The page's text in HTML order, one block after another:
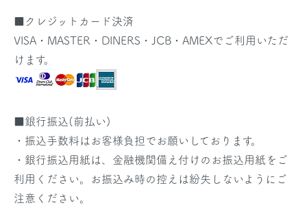
■クレジットカード決済
VISA・MASTER・DINERS・JCB・AMEXでご利用いただ
けます。
■銀行振込(前払い)
・振込手数料はお客様負担でお願いしております。
・銀行振込用紙は、金融機関備え付けのお振込用紙をご
利用ください。お振込み時の控えは紛失しないようにご
注意ください。